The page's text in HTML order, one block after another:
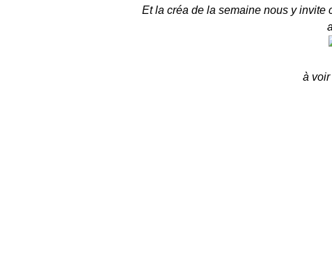
Et la créa de la semaine nous y invite
à